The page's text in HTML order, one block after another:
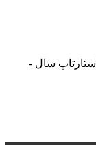
سال -